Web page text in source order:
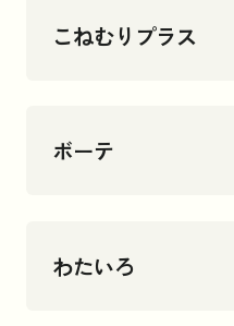
こねむりプラス
ボーテ
わたいろ